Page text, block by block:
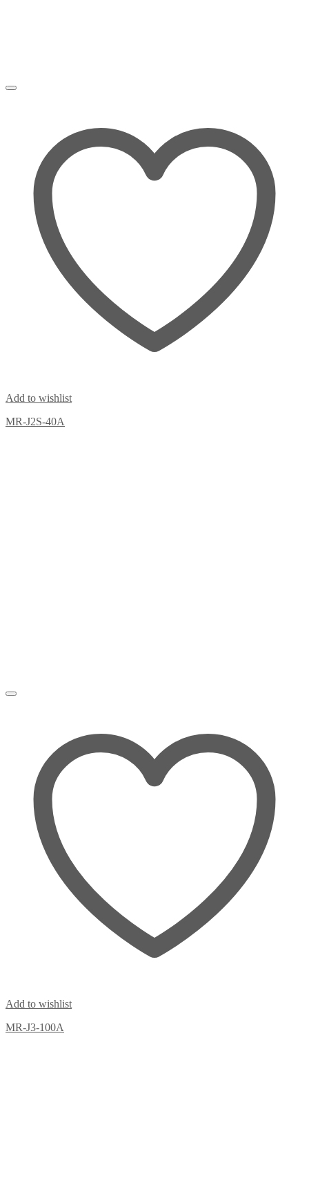
Add to wishlist
MR-J2S-40A
Add to wishlist
MR-J3-100A